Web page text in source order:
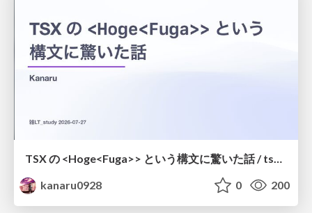
TSX の <Hoge<Fuga>> という構文に驚いた話 / tsx-type-argument-syntax
kanaru0928
0 200